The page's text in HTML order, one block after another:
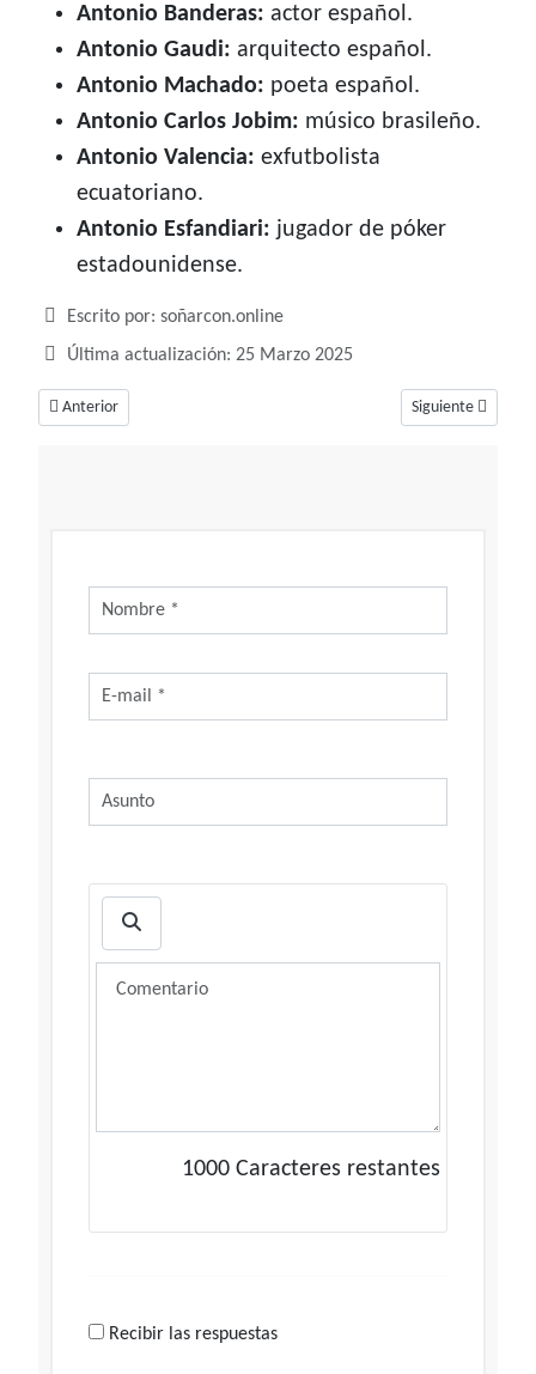
Antonio Banderas: actor español.
Antonio Gaudi: arquitecto español.
Antonio Machado: poeta español.
Antonio Carlos Jobim: músico brasileño.
Antonio Valencia: exfutbolista
ecuatoriano.
Antonio Esfandiari: jugador de póker
estadounidense.
Detalles
Escrito por: soñarcon.online
Última actualización: 25 Marzo 2025
Artículo anterior: Amancio, amor y paz
Anterior Artículo
Siguiente
1000 Caracteres restantes
Recibir las respuestas